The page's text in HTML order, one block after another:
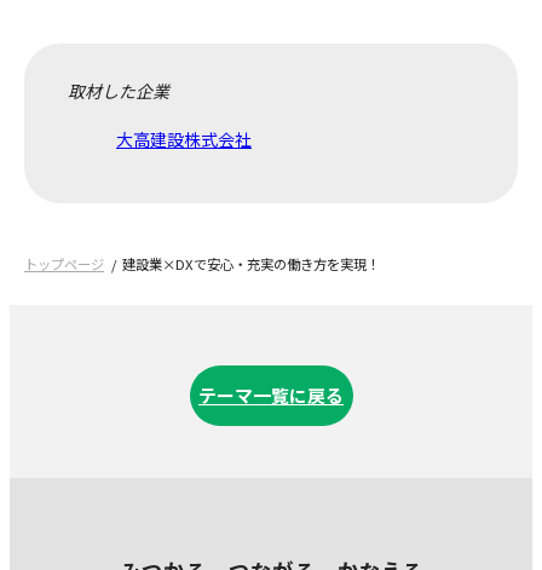
取材した企業
大高建設株式会社
トップページ 建設業×DXで安心・充実の働き方を実現！
テーマ一覧に戻る